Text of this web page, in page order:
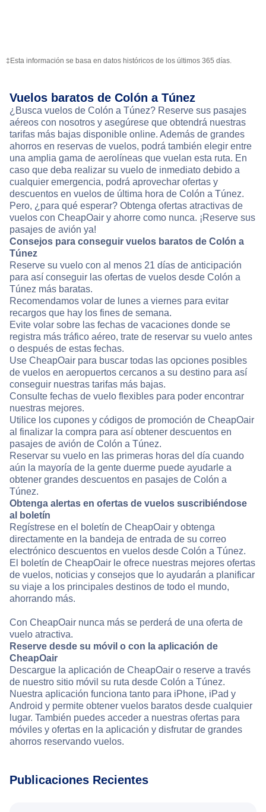
‡Esta información se basa en datos históricos de los últimos 365 días.
Vuelos baratos de Colón a Túnez
¿Busca vuelos de Colón a Túnez? Reserve sus pasajes
aéreos con nosotros y asegúrese que obtendrá nuestras
tarifas más bajas disponible online. Además de grandes
ahorros en reservas de vuelos, podrá también elegir entre
una amplia gama de aerolíneas que vuelan esta ruta. En
caso que deba realizar su vuelo de inmediato debido a
cualquier emergencia, podrá aprovechar ofertas y
descuentos en vuelos de última hora de Colón a Túnez.
Pero, ¿para qué esperar? Obtenga ofertas atractivas de
vuelos con CheapOair y ahorre como nunca. ¡Reserve sus
pasajes de avión ya!
Consejos para conseguir vuelos baratos de Colón a
Túnez
Reserve su vuelo con al menos 21 días de anticipación
para así conseguir las ofertas de vuelos desde Colón a
Túnez más baratas.
Recomendamos volar de lunes a viernes para evitar
recargos que hay los fines de semana.
Evite volar sobre las fechas de vacaciones donde se
registra más tráfico aéreo, trate de reservar su vuelo antes
o después de estas fechas.
Use CheapOair para buscar todas las opciones posibles
de vuelos en aeropuertos cercanos a su destino para así
conseguir nuestras tarifas más bajas.
Consulte fechas de vuelo flexibles para poder encontrar
nuestras mejores.
Utilice los cupones y códigos de promoción de CheapOair
al finalizar la compra para así obtener descuentos en
pasajes de avión de Colón a Túnez.
Reservar su vuelo en las primeras horas del día cuando
aún la mayoría de la gente duerme puede ayudarle a
obtener grandes descuentos en pasajes de Colón a
Túnez.
Obtenga alertas en ofertas de vuelos suscribiéndose
al boletín
Regístrese en el boletín de CheapOair y obtenga
directamente en la bandeja de entrada de su correo
electrónico descuentos en vuelos desde Colón a Túnez.
El boletín de CheapOair le ofrece nuestras mejores ofertas
de vuelos, noticias y consejos que lo ayudarán a planificar
su viaje a los principales destinos de todo el mundo,
ahorrando más.
Con CheapOair nunca más se perderá de una oferta de
vuelo atractiva.
Reserve desde su móvil o con la aplicación de
CheapOair
Descargue la aplicación de CheapOair o reserve a través
de nuestro sitio móvil su ruta desde Colón a Túnez.
Nuestra aplicación funciona tanto para iPhone, iPad y
Android y permite obtener vuelos baratos desde cualquier
lugar. También puedes acceder a nuestras ofertas para
móviles y ofertas en la aplicación y disfrutar de grandes
ahorros reservando vuelos.
Publicaciones Recientes